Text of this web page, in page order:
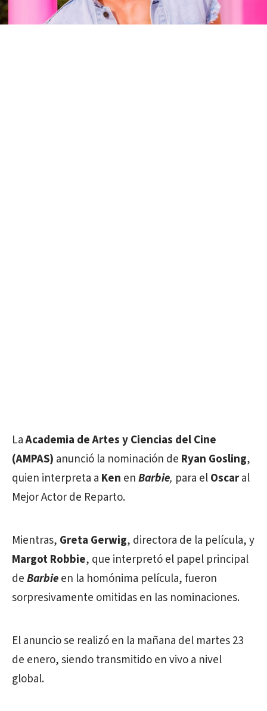
LaAcademia de Artes y Ciencias del Cine
(AMPAS) anunció la nominación de Ryan Gosling,
quien interpreta a Ken enBarbie, para elOscaral
Mejor Actor de Reparto.
Mientras, Greta Gerwig, directora de la película, y
Margot Robbie, que interpretó el papel principal
deBarbieen la homónima película, fueron
sorpresivamente omitidas en las nominaciones.
El anuncio se realizó en la mañana del martes 23
de enero, siendo transmitido en vivo a nivel
global.